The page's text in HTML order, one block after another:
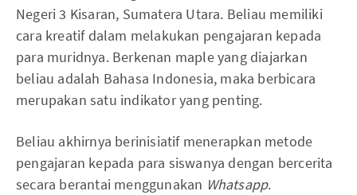
Negeri 3 Kisaran, Sumatera Utara. Beliau memiliki
cara kreatif dalam melakukan pengajaran kepada
para muridnya. Berkenan maple yang diajarkan
beliau adalah Bahasa Indonesia, maka berbicara
merupakan satu indikator yang penting.
Beliau akhirnya berinisiatif menerapkan metode
pengajaran kepada para siswanya dengan bercerita
secara berantai menggunakan Whatsapp.